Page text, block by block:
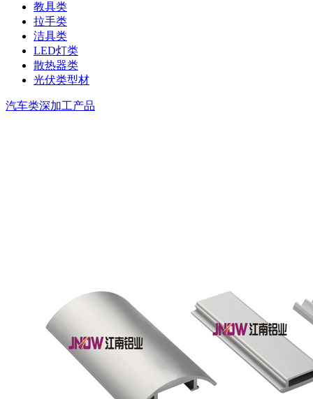
教具类
拉手类
洁具类
LED灯类
散热器类
光伏类型材
汽车类深加工产品